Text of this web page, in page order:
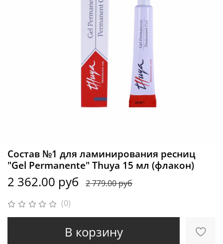
(0)
Состав №1 для ламинирования ресниц
"Gel Permanente" Thuya 15 мл (флакон)
2 362.00 руб 2 779.00 руб
В корзину